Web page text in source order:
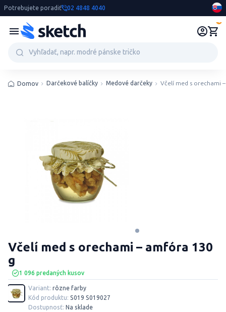
Potrebujete poradiť 02 4848 4040
Domov Darčekové balíčky Medové darčeky Včelí med s orechami
1 096 predaných kusov
Včelí med s orechami – amfóra 130
g
Variant: rôzne farby
Kód produktu: S019 S019027
Dostupnosť: Na sklade